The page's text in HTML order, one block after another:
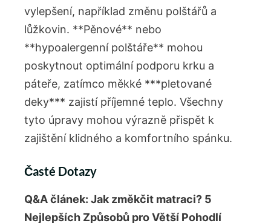
vylepšení, například změnu polštářů a
lůžkovin. **Pěnové** nebo
**hypoalergenní polštáře** mohou
poskytnout optimální podporu krku a
páteře, zatímco měkké ***pletované
deky*** zajistí příjemné teplo. Všechny
tyto úpravy mohou výrazně přispět k
zajištění klidného a komfortního spánku.
Časté Dotazy
Q&A článek: Jak změkčit matraci? 5
Nejlepších Způsobů pro Větší Pohodlí